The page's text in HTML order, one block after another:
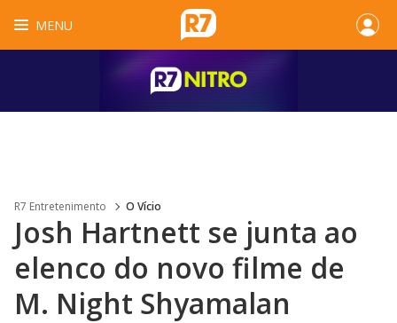
MENU
R7 Entretenimento O Vício
Josh Hartnett se junta ao
elenco do novo filme de
M. Night Shyamalan